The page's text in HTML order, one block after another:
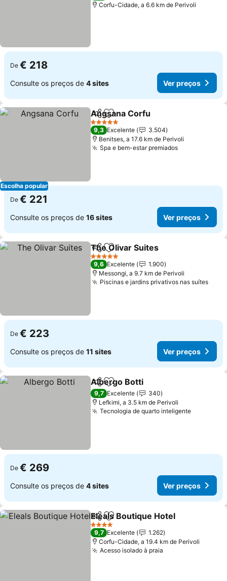
Corfu-Cidade, a 6.6 km de Perivoli
De € 218
Consulte os preços de 4 sites Ver preços
Escolha popular
PartilharAdicionar aos favoritos
Angsana Corfu
5 Estrelas
9,3 Excelente
3.504
Benitses, a 17.6 km de Perivoli
Spa e bem-estar premiadosVer preços
De € 221
Consulte os preços de 16 sites Ver preços
PartilharAdicionar aos favoritos
The Olivar Suites
5 Estrelas
9,6 Excelente
1.900
Messongi, a 9.7 km de Perivoli
Piscinas e jardins privativos nas suítesVer
De € 223
Consulte os preços de 11 sites Ver preços
PartilharAdicionar aos favoritos
Albergo Botti
9,7 Excelente
340
Lefkimi, a 3.5 km de Perivoli
Tecnologia de quarto inteligenteVer
De € 269
Consulte os preços de 4 sites Ver preços
PartilharAdicionar aos favoritos
Eleals Boutique Hotel
4 Estrelas
9,7 Excelente
1.262
Corfu-Cidade, a 19.4 km de Perivoli
Acesso isolado à praia